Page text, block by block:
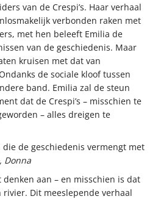
van de Crespi’s. Haar verhaal
verbonden raken met
met hen beleeft Emilia de
van de geschiedenis. Maar
kruisen met dat van
de sociale kloof tussen
band. Emilia zal de steun
dat de Crespi’s – misschien te
– alles dreigen te
die de geschiedenis vermengt met
Donna
denken aan – en misschien is dat
rivier. Dit meeslepende verhaal